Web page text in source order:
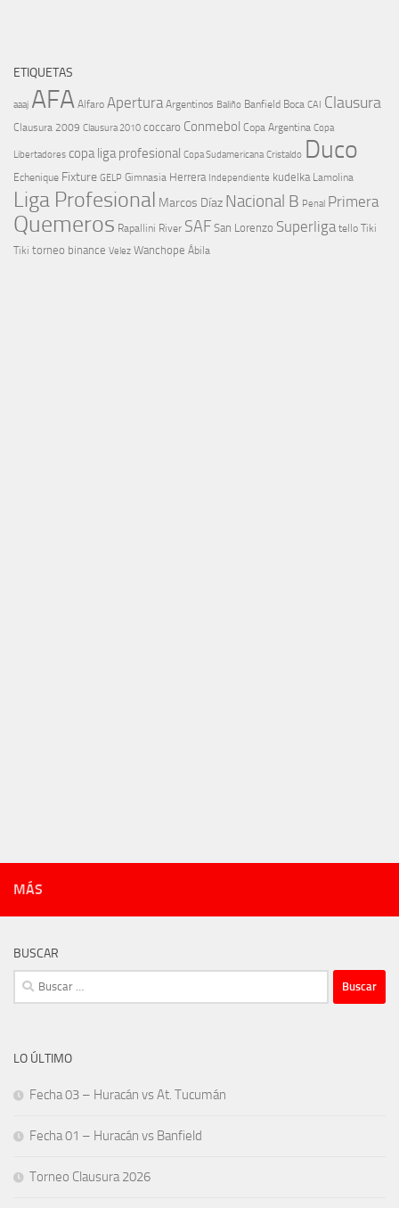
ETIQUETAS
aaaj AFA Alfaro Apertura Argentinos Baliño Banfield Boca CAI Clausura
Clausura 2009 Clausura 2010 coccaro Conmebol Copa Argentina Copa
Libertadores copa liga profesional Copa Sudamericana Cristaldo Duco
Echenique Fixture GELP Gimnasia Herrera Independiente kudelka Lamolina
Liga Profesional Marcos Díaz Nacional B Penal Primera
Quemeros Rapallini River SAF San Lorenzo Superliga tello Tiki
Tiki torneo binance Velez Wanchope Ábila
MÁS
BUSCAR
Buscar:
LO ÚLTIMO
Fecha 03 – Huracán vs At. Tucumán
Fecha 01 – Huracán vs Banfield
Torneo Clausura 2026